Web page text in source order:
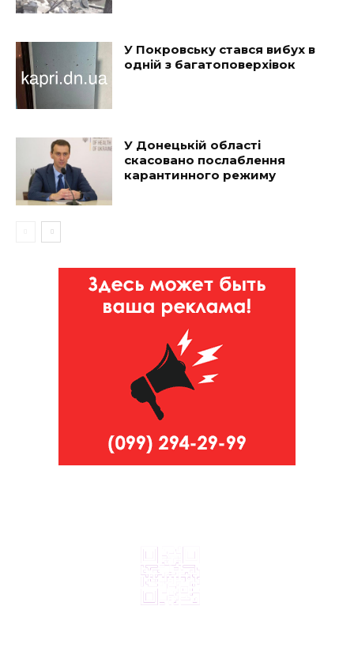
У Покровську стався вибух в
одній з багатоповерхівок
У Донецькій області
скасовано послаблення
карантинного режиму